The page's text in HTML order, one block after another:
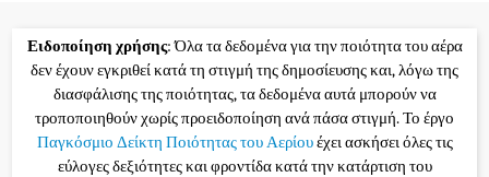
Ειδοποίηση χρήσης: Όλα τα δεδομένα για την ποιότητα του αέρα
δεν έχουν εγκριθεί κατά τη στιγμή της δημοσίευσης και, λόγω της
διασφάλισης της ποιότητας, τα δεδομένα αυτά μπορούν να
τροποποιηθούν χωρίς προειδοποίηση ανά πάσα στιγμή. Το έργο
Παγκόσμιο Δείκτη Ποιότητας του Αερίουέχει ασκήσει όλες τις
εύλογες δεξιότητες και φροντίδα κατά την κατάρτιση του